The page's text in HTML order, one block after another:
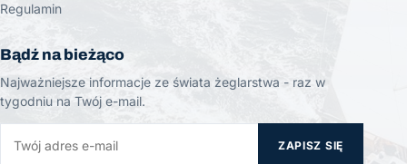
Regulamin
Bądź na bieżąco
Najważniejsze informacje ze świata żeglarstwa - raz w
tygodniu na Twój e-mail.
ZAPISZ SIĘ